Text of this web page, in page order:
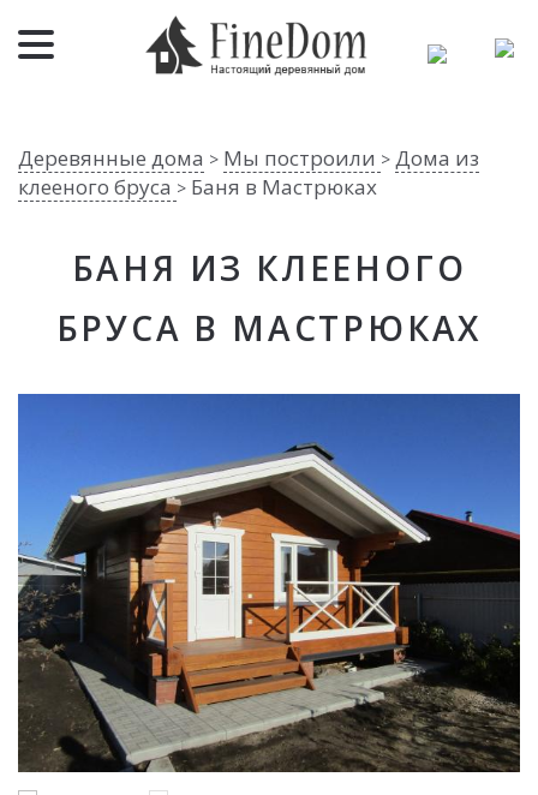
Деревянные дома > Мы построили > Дома из
клееного бруса > Баня в Мастрюках
БАНЯ ИЗ КЛЕЕНОГО
БРУСА В МАСТРЮКАХ